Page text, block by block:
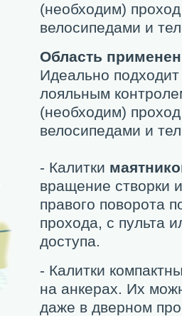
(необходим)
велосипедами и
Область
Идеально
лояльным
(необходим)
велосипедами и
- Калитки
вращение створки
правого поворота
прохода, с пульта
доступа.
- Калитки
на анкерах. Их
даже в дверном